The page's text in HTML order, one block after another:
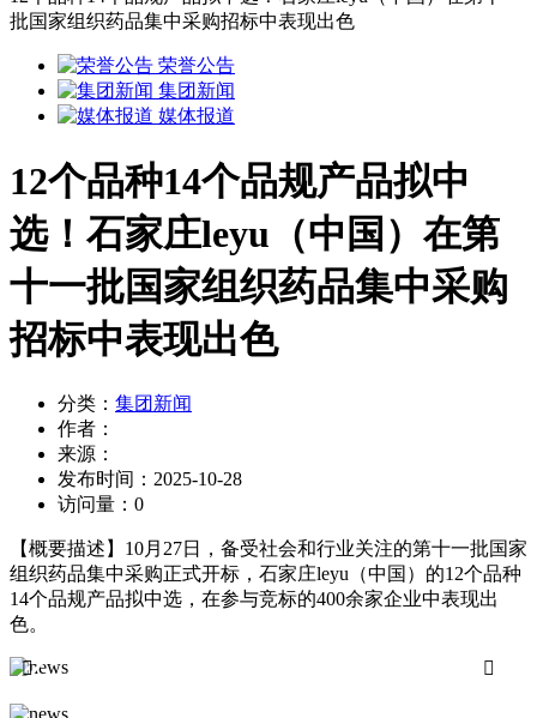
批国家组织药品集中采购招标中表现出色
荣誉公告
集团新闻
媒体报道
12个品种14个品规产品拟中
选！石家庄leyu（中国）在第
十一批国家组织药品集中采购
招标中表现出色
分类： 集团新闻
作者：
来源：
发布时间： 2025-10-28
访问量： 0
【概要描述】 10月27日，备受社会和行业关注的第十一批国家
组织药品集中采购正式开标，石家庄leyu（中国）的12个品种
14个品规产品拟中选，在参与竞标的400余家企业中表现出
色。

